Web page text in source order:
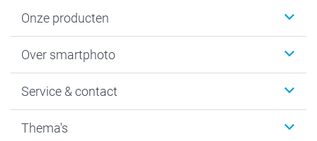
Onze producten
Fotoboeken
Fotocadeaus
Kaarten
Over smartphoto
Vacatures
Bestelproces
Service & contact
Tevredenheidsgarantie
Thema's